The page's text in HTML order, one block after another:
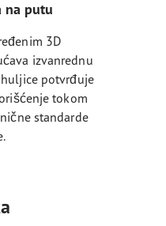
na putu
3D
izvanrednu
potvrđuje
tokom
standarde